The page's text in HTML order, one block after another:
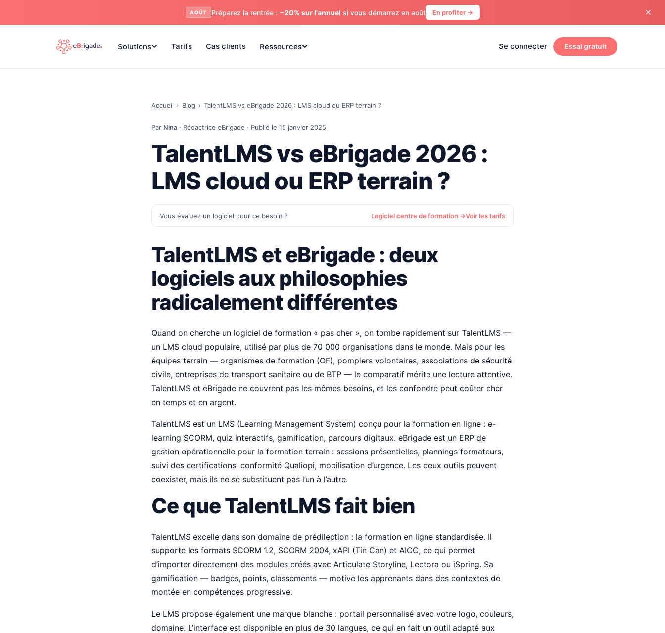
AOÛT Préparez la rentrée : −20% sur l'annuel si vous démarrez en août En profiter →
Solutions Tarifs Cas clients Ressources Se connecter Essai gratuit
Accueil › Blog › TalentLMS vs eBrigade 2026 : LMS cloud ou ERP terrain ?
Par Nina · Rédactrice eBrigade · Publié le 15 janvier 2025
TalentLMS vs eBrigade 2026 :
LMS cloud ou ERP terrain ?
Vous évaluez un logiciel pour ce besoin ? Logiciel centre de formation →Voir les tarifs
TalentLMS et eBrigade : deux
logiciels aux philosophies
radicalement différentes
Quand on cherche un logiciel de formation « pas cher », on tombe rapidement sur TalentLMS —
un LMS cloud populaire, utilisé par plus de 70 000 organisations dans le monde. Mais pour les
équipes terrain — organismes de formation (OF), pompiers volontaires, associations de sécurité
civile, entreprises de transport sanitaire ou de BTP — le comparatif mérite une lecture attentive.
TalentLMS et eBrigade ne couvrent pas les mêmes besoins, et les confondre peut coûter cher
en temps et en argent.
TalentLMS est un LMS (Learning Management System) conçu pour la formation en ligne : e-
learning SCORM, quiz interactifs, gamification, parcours digitaux. eBrigade est un ERP de
gestion opérationnelle pour la formation terrain : sessions présentielles, plannings formateurs,
suivi des certifications, conformité Qualiopi, mobilisation d’urgence. Les deux outils peuvent
coexister, mais ils ne se substituent pas l’un à l’autre.
Ce que TalentLMS fait bien
TalentLMS excelle dans son domaine de prédilection : la formation en ligne standardisée. Il
supporte les formats SCORM 1.2, SCORM 2004, xAPI (Tin Can) et AICC, ce qui permet
d’importer directement des modules créés avec Articulate Storyline, Lectora ou iSpring. Sa
gamification — badges, points, classements — motive les apprenants dans des contextes de
montée en compétences progressive.
Le LMS propose également une marque blanche : portail personnalisé avec votre logo, couleurs,
domaine. L’interface est disponible en plus de 30 langues, ce qui en fait un outil adapté aux